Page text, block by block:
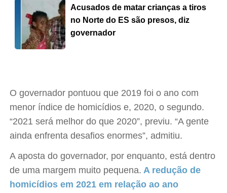
Acusados de matar crianças a tiros
no Norte do ES são presos, diz
governador
O governador pontuou que 2019 foi o ano com
menor índice de homicídios e, 2020, o segundo.
“2021 será melhor do que 2020”, previu. “A gente
ainda enfrenta desafios enormes”, admitiu.
A aposta do governador, por enquanto, está dentro
de uma margem muito pequena. A redução de
homicídios em 2021 em relação ao ano